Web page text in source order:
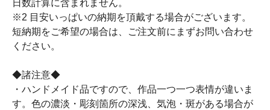
日数計算に含まれません。
※2 目安いっぱいの納期を頂戴する場合がございます。
短納期をご希望の場合は、ご注文前にまずお問い合わせ
ください。
◆諸注意◆
・ハンドメイド品ですので、作品一つ一つ表情が違いま
す。色の濃淡・彫刻箇所の深浅、気泡・斑がある場合が